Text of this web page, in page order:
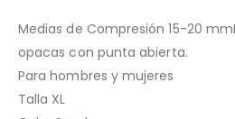
Medias de Compresión 15-20
opacas con punta abierta.
Para hombres y mujeres
Talla XL